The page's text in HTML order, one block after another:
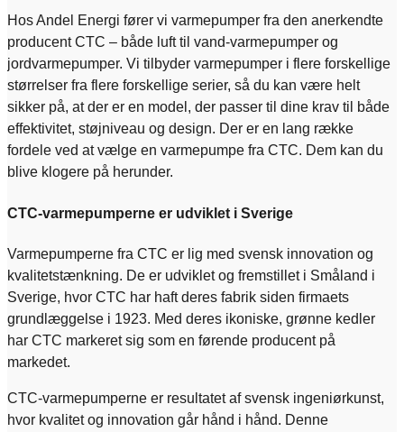
Hos Andel Energi fører vi varmepumper fra den anerkendte
producent CTC – både luft til vand-varmepumper og
jordvarmepumper. Vi tilbyder varmepumper i flere forskellige
størrelser fra flere forskellige serier, så du kan være helt
sikker på, at der er en model, der passer til dine krav til både
effektivitet, støjniveau og design. Der er en lang række
fordele ved at vælge en varmepumpe fra CTC. Dem kan du
blive klogere på herunder.
CTC-varmepumperne er udviklet i Sverige
Varmepumperne fra CTC er lig med svensk innovation og
kvalitetstænkning. De er udviklet og fremstillet i Småland i
Sverige, hvor CTC har haft deres fabrik siden firmaets
grundlæggelse i 1923. Med deres ikoniske, grønne kedler
har CTC markeret sig som en førende producent på
markedet.
CTC-varmepumperne er resultatet af svensk ingeniørkunst,
hvor kvalitet og innovation går hånd i hånd. Denne